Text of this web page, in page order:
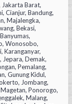
Jakarta Barat,
Cianjur, Bandung,
Majalengka,
Bekasi,
Wonosobo,
Karanganyar,
Jepara, Demak,
Pemalang,
Gunung Kidul,
Jombang,
Ponorogo,
Malang,